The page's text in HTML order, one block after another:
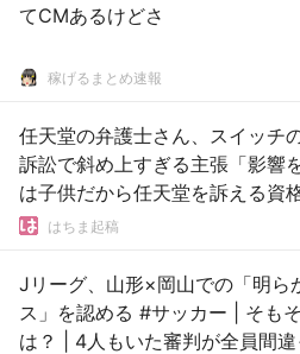
てCMあるけどさ
稼げるまとめ速報
任天堂の弁護士さん、スイッチ
訴訟で斜め上すぎる主張「影響
は子供だから任天堂を訴える資
はちま起稿
Jリーグ、山形×岡山での「明ら
ス」を認める #サッカー | そもそもバックパスでもない説
は？ | 4人もいた審判が全員